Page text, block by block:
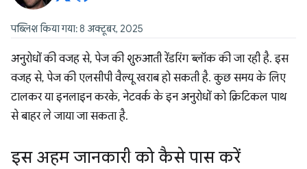
पब्लिश किया गया: 8 अक्टूबर, 2025
अनुरोधों की वजह से, पेज की शुरुआती रेंडरिंग ब्लॉक की जा रही है. इस
वजह से, पेज की एलसीपी वैल्यू खराब हो सकती है. कुछ समय के लिए
टालकर या इनलाइन करके, नेटवर्क के इन अनुरोधों को क्रिटिकल पाथ
से बाहर ले जाया जा सकता है.
इस अहम जानकारी को कैसे पास करें